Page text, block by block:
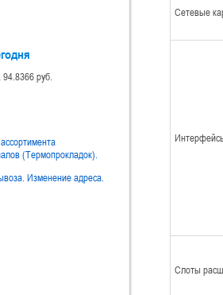
94.8366 руб.
(Термопрокладок).
Изменение адреса.
Сетевые
Слоты